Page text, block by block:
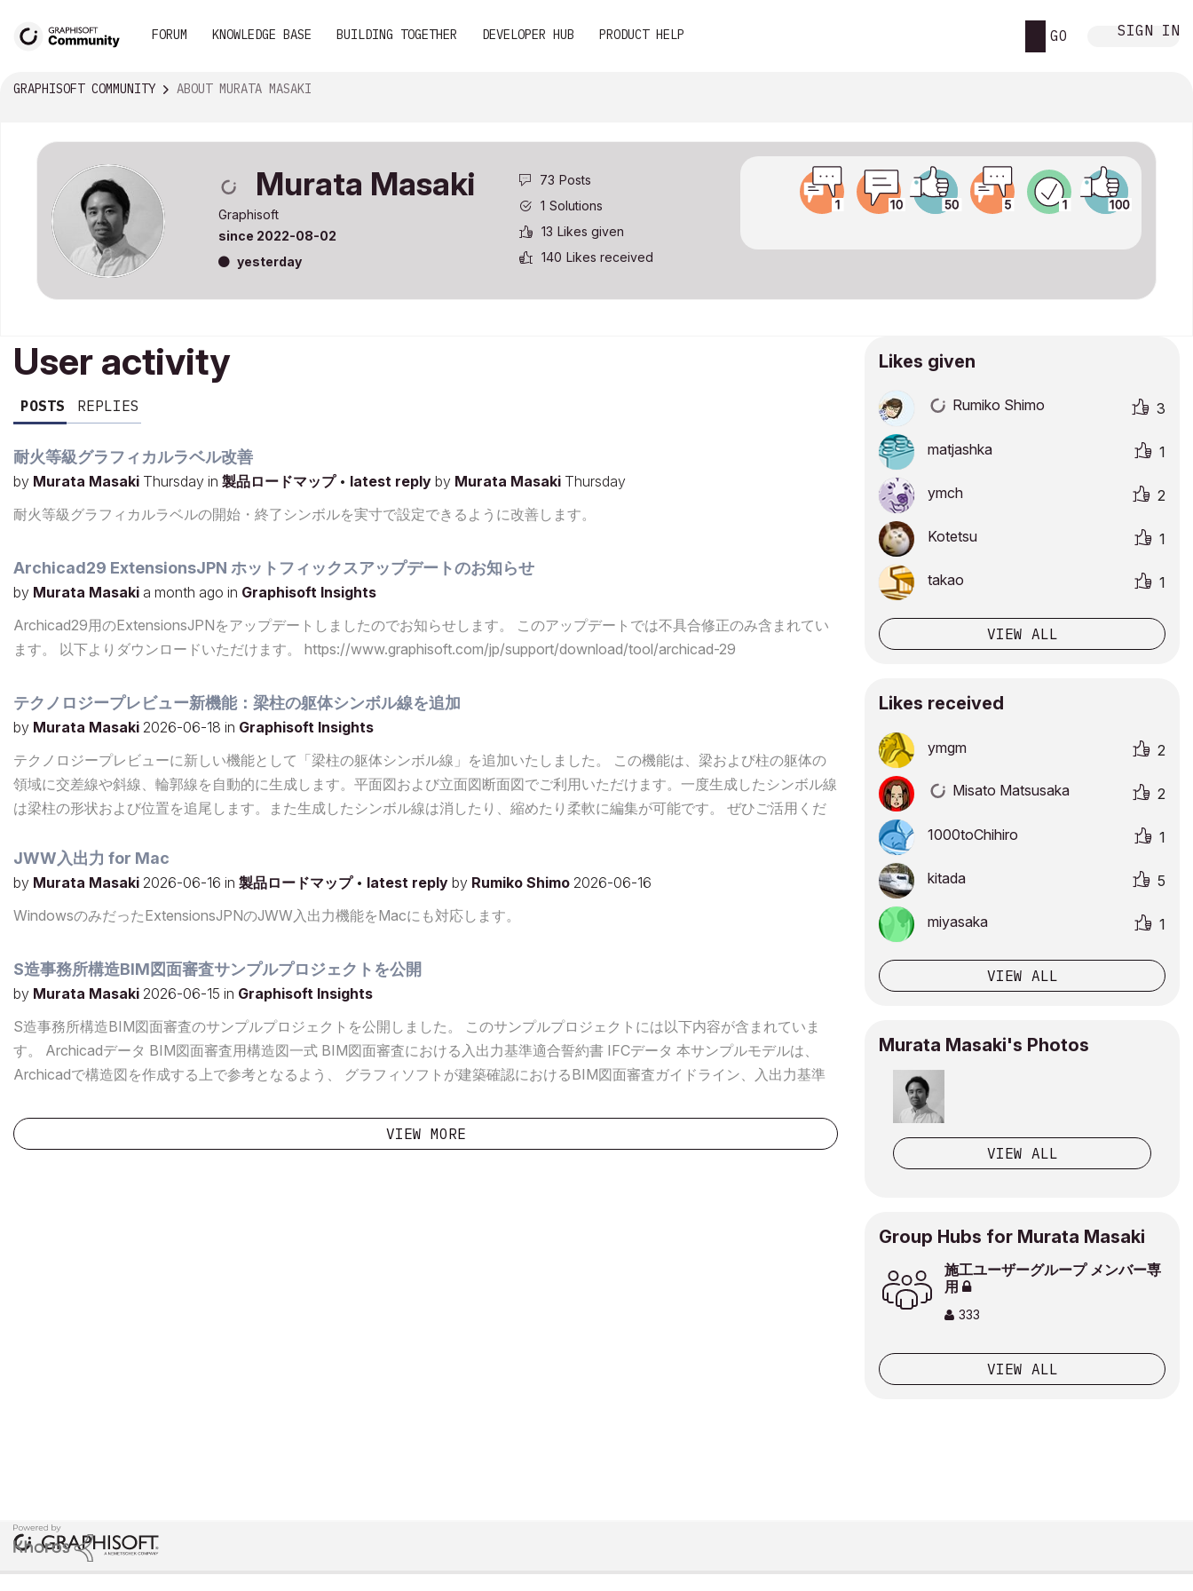
FORUM KNOWLEDGE BASE BUILDING TOGETHER DEVELOPER HUB PRODUCT HELP GO SIGN IN
GRAPHISOFT COMMUNITY ABOUT MURATA MASAKI
Murata Masaki
Graphisoft
since ‎2022-08-02
yesterday
73 Posts
1 Solutions
13 Likes given
140 Likes received
User activity
POSTS REPLIES
耐火等級グラフィカルラベル改善
by Murata Masaki Thursday in 製品ロードマップ • latest reply by Murata Masaki Thursday
耐火等級グラフィカルラベルの開始・終了シンボルを実寸で設定できるように改善します。
Archicad29 ExtensionsJPN ホットフィックスアップデートのお知らせ
by Murata Masaki a month ago in Graphisoft Insights
Archicad29用のExtensionsJPNをアップデートしましたのでお知らせします。 このアップデートでは不具合修正のみ含まれてい
ます。 以下よりダウンロードいただけます。 https://www.graphisoft.com/jp/support/download/tool/archicad-29
テクノロジープレビュー新機能：梁柱の躯体シンボル線を追加
by Murata Masaki 2026-06-18 in Graphisoft Insights
テクノロジープレビューに新しい機能として「梁柱の躯体シンボル線」を追加いたしました。 この機能は、梁および柱の躯体の
領域に交差線や斜線、輪郭線を自動的に生成します。平面図および立面図断面図でご利用いただけます。一度生成したシンボル線
は梁柱の形状および位置を追尾します。また生成したシンボル線は消したり、縮めたり柔軟に編集が可能です。 ぜひご活用くだ
JWW入出力 for Mac
by Murata Masaki 2026-06-16 in 製品ロードマップ • latest reply by Rumiko Shimo 2026-06-16
WindowsのみだったExtensionsJPNのJWW入出力機能をMacにも対応します。
S造事務所構造BIM図面審査サンプルプロジェクトを公開
by Murata Masaki 2026-06-15 in Graphisoft Insights
S造事務所構造BIM図面審査のサンプルプロジェクトを公開しました。 このサンプルプロジェクトには以下内容が含まれていま
す。 Archicadデータ BIM図面審査用構造図一式 BIM図面審査における入出力基準適合誓約書 IFCデータ 本サンプルモデルは、
Archicadで構造図を作成する上で参考となるよう、 グラフィソフトが建築確認におけるBIM図面審査ガイドライン、入出力基準
用ください。 ダウンロードはこちらよりお願いいた...
VIEW MORE
Likes given
Rumiko Shimo 3
matjashka 1
ymch 2
Kotetsu 1
takao 1
VIEW ALL
Likes received
ymgm 2
Misato Matsusaka 2
1000toChihiro 1
kitada 5
miyasaka 1
VIEW ALL
Murata Masaki's Photos
VIEW ALL
Group Hubs for Murata Masaki
施工ユーザーグループ メンバー専
用
333
VIEW ALL